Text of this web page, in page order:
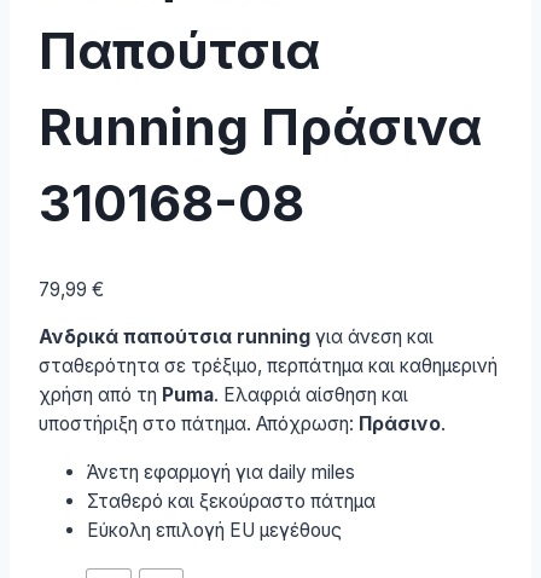
Παπούτσια
Running Πράσινα
310168-08
79,99 €
Ανδρικά παπούτσια running για άνεση και
σταθερότητα σε τρέξιμο, περπάτημα και καθημερινή
χρήση από τη Puma. Ελαφριά αίσθηση και
υποστήριξη στο πάτημα. Απόχρωση: Πράσινο.
Άνετη εφαρμογή για daily miles
Σταθερό και ξεκούραστο πάτημα
Εύκολη επιλογή EU μεγέθους